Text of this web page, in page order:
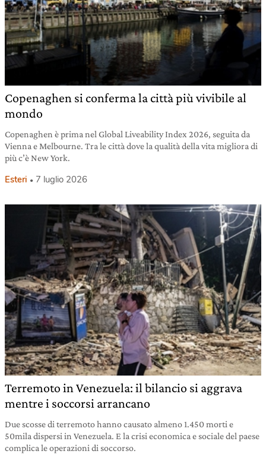
Copenaghen si conferma la città più vivibile al
mondo
Copenaghen è prima nel Global Liveability Index 2026, seguita da
Vienna e Melbourne. Tra le città dove la qualità della vita migliora di
più c’è New York.
Esteri 7 luglio 2026
Terremoto in Venezuela: il bilancio si aggrava
mentre i soccorsi arrancano
Due scosse di terremoto hanno causato almeno 1.450 morti e
50mila dispersi in Venezuela. E la crisi economica e sociale del paese
complica le operazioni di soccorso.